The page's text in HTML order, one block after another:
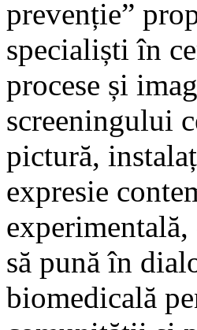
prevenție”
specialiști în
procese și
screeningului
pictură,
expresie
experimentală,
să pună în
biomedicală